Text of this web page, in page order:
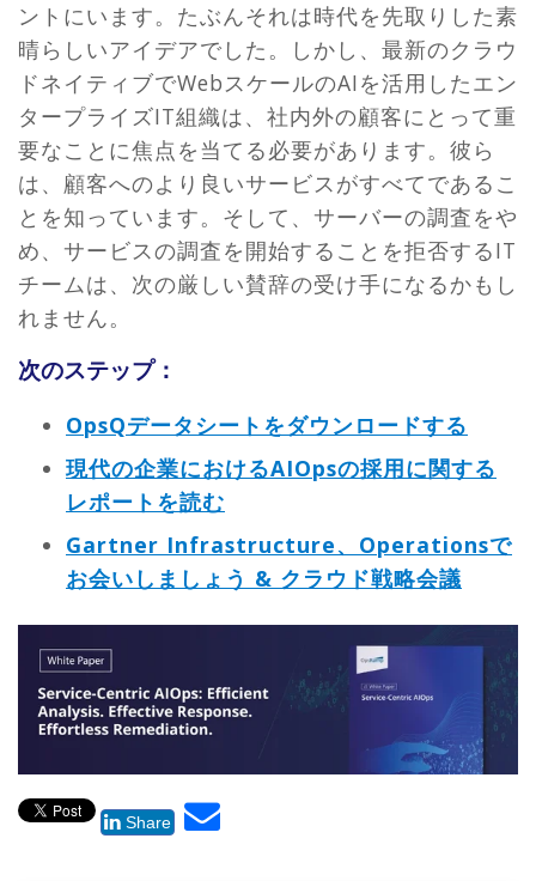
ントにいます。たぶんそれは時代を先取りした素
晴らしいアイデアでした。しかし、最新のクラウ
ドネイティブでWebスケールのAIを活用したエン
タープライズIT組織は、社内外の顧客にとって重
要なことに焦点を当てる必要があります。彼ら
は、顧客へのより良いサービスがすべてであるこ
とを知っています。そして、サーバーの調査をや
め、サービスの調査を開始することを拒否するIT
チームは、次の厳しい賛辞の受け手になるかもし
れません。
次のステップ：
OpsQデータシートをダウンロードする
現代の企業におけるAIOpsの採用に関する
レポートを読む
Gartner Infrastructure、Operationsで
お会いしましょう & クラウド戦略会議
Share